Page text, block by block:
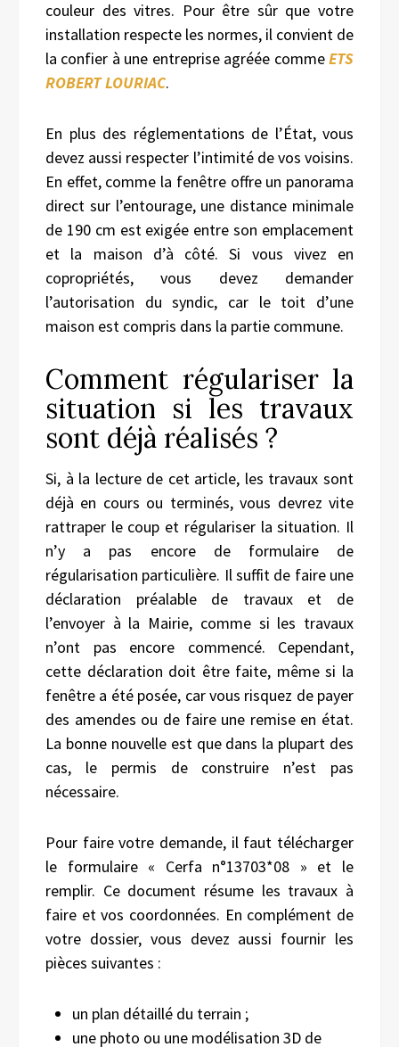
couleur des vitres. Pour être sûr que votre
installation respecte les normes, il convient de
la confier à une entreprise agréée commeETS
ROBERT LOURIAC.
En plus des réglementations de l’État, vous
devez aussi respecter l’intimité de vos voisins.
En effet, comme la fenêtre offre un panorama
direct sur l’entourage, une distance minimale
de 190 cm est exigée entre son emplacement
et la maison d’à côté. Si vous vivez en
copropriétés, vous devez demander
l’autorisation du syndic, car le toit d’une
maison est compris dans la partie commune.
Comment régulariser la
situation si les travaux
sont déjà réalisés ?
Si, à la lecture de cet article, les travaux sont
déjà en cours ou terminés, vous devrez vite
rattraper le coup et régulariser la situation. Il
n’y a pas encore de formulaire de
régularisation particulière. Il suffit de faire une
déclaration préalable de travaux et de
l’envoyer à la Mairie, comme si les travaux
n’ont pas encore commencé. Cependant,
cette déclaration doit être faite, même si la
fenêtre a été posée, car vous risquez de payer
des amendes ou de faire une remise en état.
La bonne nouvelle est que dans la plupart des
cas, le permis de construire n’est pas
nécessaire.
Pour faire votre demande, il faut télécharger
le formulaire « Cerfa n°13703*08 » et le
remplir. Ce document résume les travaux à
faire et vos coordonnées. En complément de
votre dossier, vous devez aussi fournir les
pièces suivantes :
un plan détaillé du terrain ;
une photo ou une modélisation 3D de